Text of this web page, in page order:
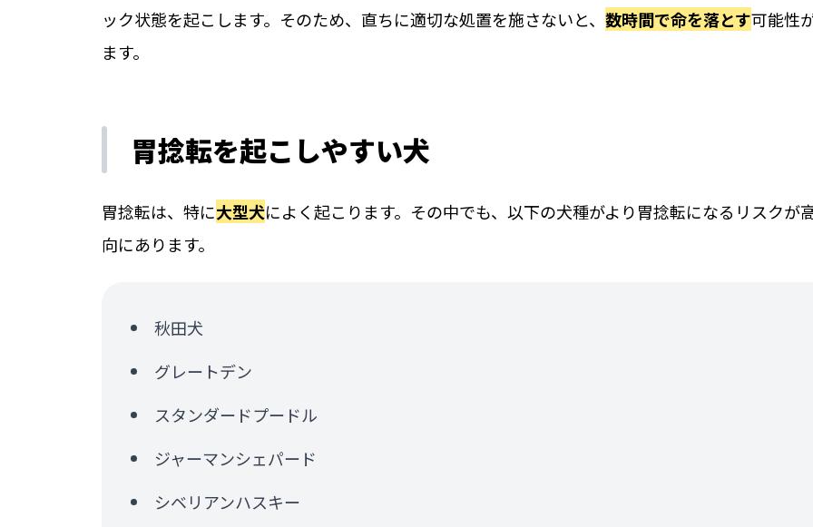
ック状態を起こします。そのため、直ちに適切な処置を施さないと、 数時間で命を落とす可能性
ます。
胃捻転を起こしやすい犬
胃捻転は、特に大型犬によく起こります。その中でも、以下の犬種がより胃捻転になるリスクが
向にあります。
秋田犬
グレートデン
スタンダードプードル
ジャーマンシェパード
シベリアンハスキー